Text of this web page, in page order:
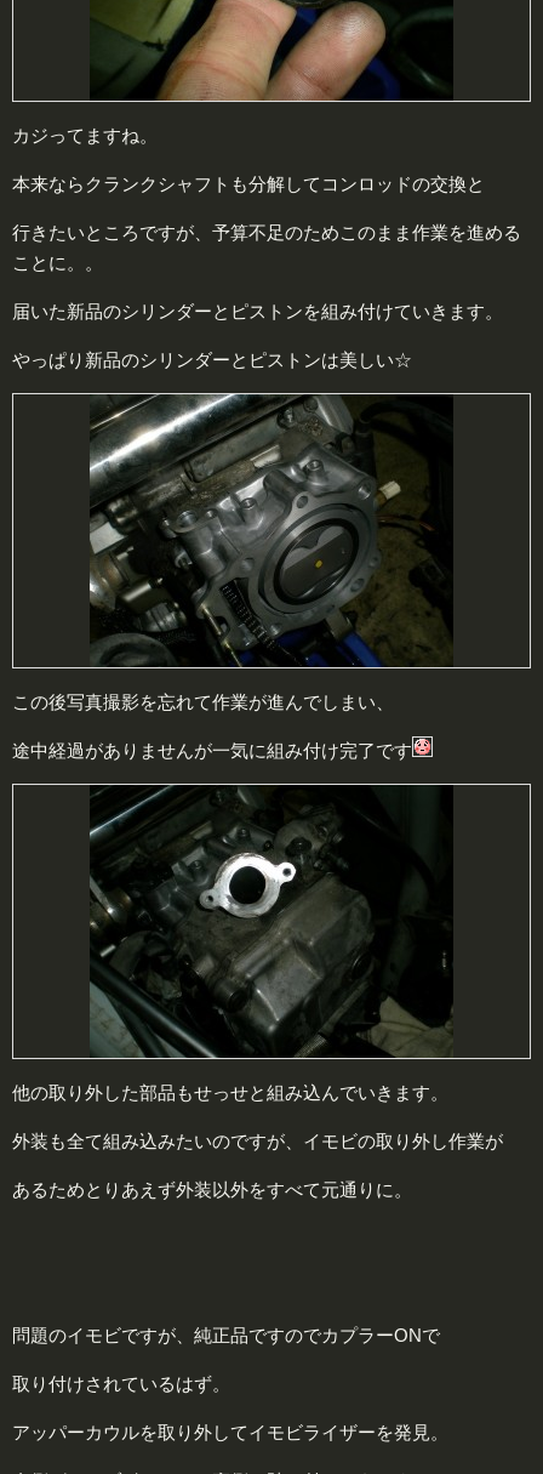
カジってますね。
本来ならクランクシャフトも分解してコンロッドの交換と
行きたいところですが、予算不足のためこのまま作業を進める
ことに。。
届いた新品のシリンダーとピストンを組み付けていきます。
やっぱり新品のシリンダーとピストンは美しい☆
この後写真撮影を忘れて作業が進んでしまい、
途中経過がありませんが一気に組み付け完了です
他の取り外した部品もせっせと組み込んでいきます。
外装も全て組み込みたいのですが、イモビの取り外し作業が
あるためとりあえず外装以外をすべて元通りに。
問題のイモビですが、純正品ですのでカプラーONで
取り付けされているはず。
アッパーカウルを取り外してイモビライザーを発見。